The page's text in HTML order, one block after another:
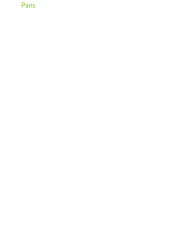
Paris